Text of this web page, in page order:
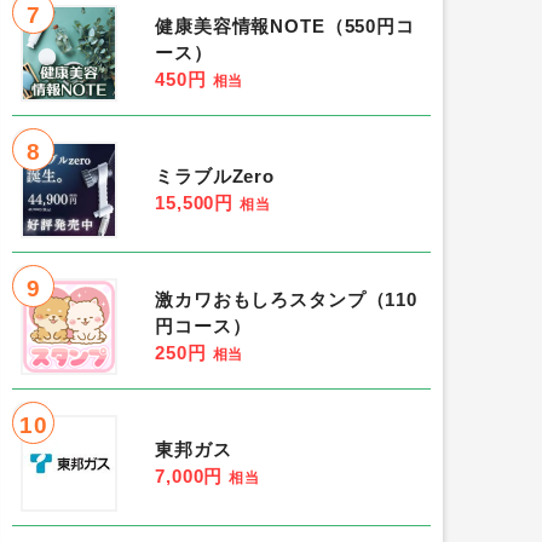
7
健康美容情報NOTE（550円コ
ース）
450円 相当
8
ミラブルZero
15,500円 相当
9
激カワおもしろスタンプ（110
円コース）
250円 相当
10
東邦ガス
7,000円 相当